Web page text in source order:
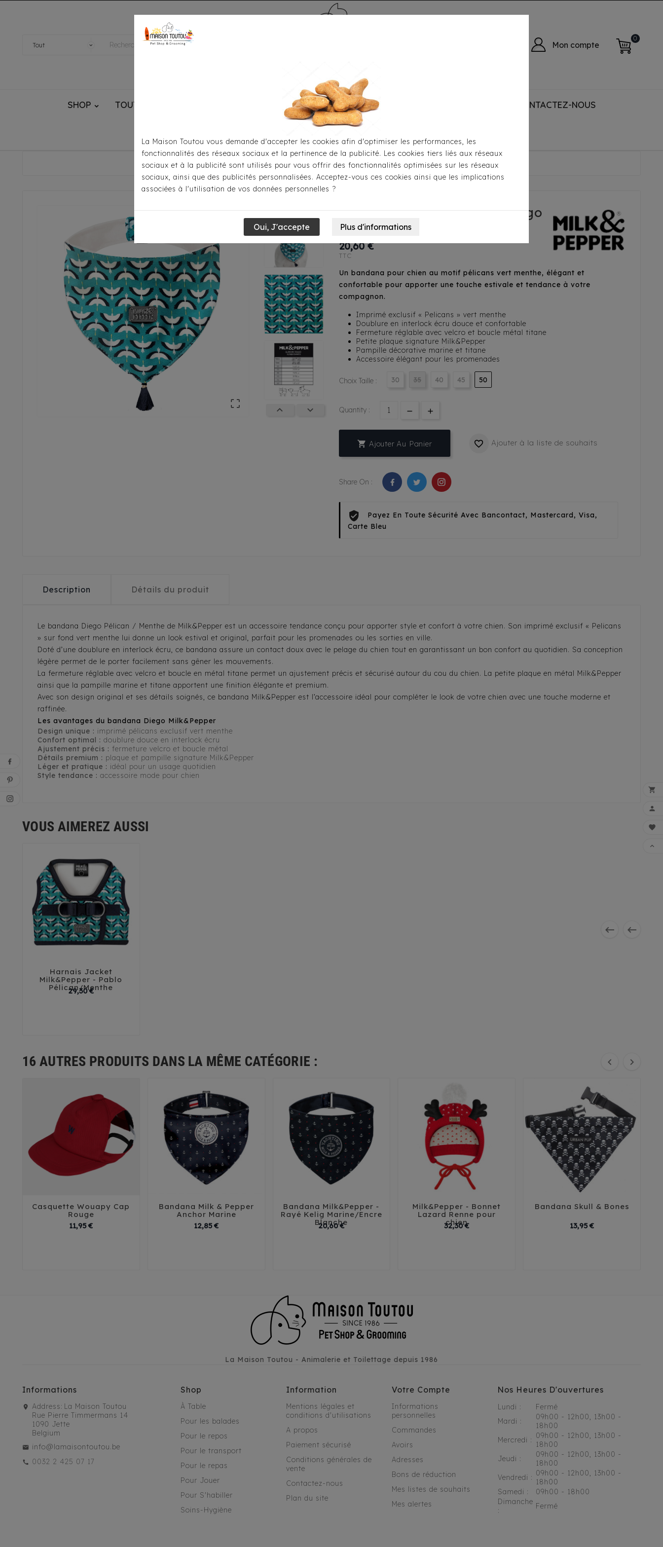
Mon compte
0
SHOP TOUTOU® HANDMADE MÉDAILLE - PET ID TAG TOILETTAGE CONTACTEZ-NOUS
Accueil Pour S'habiller Accessoires Bandana Milk&Pepper - Diego Pélican/Menthe

 
Bandana Milk&Pepper - Diego
Pélican/Menthe
20,60 €
TTC
Un bandana pour chien au motif pélicans vert menthe, élégant et
confortable pour apporter une touche estivale et tendance à votre
compagnon.
Imprimé exclusif « Pelicans » vert menthe
Doublure en interlock écru douce et confortable
Fermeture réglable avec velcro et boucle métal titane
Petite plaque signature Milk&Pepper
Pampille décorative marine et titane
Accessoire élégant pour les promenades
Choix Taille : 30 35 40 45 50
Quantity :
 Ajouter Au Panier  Ajouter à la liste de souhaits
Share On :
Payez En Toute Sécurité Avec Bancontact, Mastercard, Visa,
Carte Bleu
Description Détails du produit
Le bandana Diego Pélican / Menthe de Milk&Pepper est un accessoire tendance conçu pour apporter style et confort à votre chien. Son imprimé exclusif « Pelicans
» sur fond vert menthe lui donne un look estival et original, parfait pour les promenades ou les sorties en ville.
Doté d’une doublure en interlock écru, ce bandana assure un contact doux avec le pelage du chien tout en garantissant un bon confort au quotidien. Sa conception
légère permet de le porter facilement sans gêner les mouvements.
La fermeture réglable avec velcro et boucle en métal titane permet un ajustement précis et sécurisé autour du cou du chien. La petite plaque en métal Milk&Pepper
ainsi que la pampille marine et titane apportent une finition élégante et premium.
Avec son design original et ses détails soignés, ce bandana Milk&Pepper est l’accessoire idéal pour compléter le look de votre chien avec une touche moderne et
raffinée.
Les avantages du bandana Diego Milk&Pepper
Design unique : imprimé pélicans exclusif vert menthe
Confort optimal : doublure douce en interlock écru
Ajustement précis : fermeture velcro et boucle métal
Détails premium : plaque et pampille signature Milk&Pepper
Léger et pratique : idéal pour un usage quotidien
Style tendance : accessoire mode pour chien
VOUS AIMEREZ AUSSI
 
  
Harnais Jacket
Milk&Pepper - Pablo
Pélican/Menthe
29,30 €Prix
16 AUTRES PRODUITS DANS LA MÊME CATÉGORIE :  
 
Casquette Wouapy Cap
Rouge
11,95 €Prix
  
Bandana Milk & Pepper
Anchor Marine
12,85 €Prix
  
Bandana Milk&Pepper -
Rayé Kelig Marine/Encre
Blanche
20,60 €Prix
  
Milk&Pepper - Bonnet
Lazard Renne pour
chien
32,30 €Prix
Bandana Skull & Bones
13,95 €Prix
La Maison Toutou - Animalerie et Toilettage depuis 1986
Informations
Address: La Maison Toutou
Rue Pierre Timmermans 14
1090 Jette
Belgium
info@lamaisontoutou.be
0032 2 425 07 17
Shop
À Table
Pour les balades
Pour le repos
Pour le transport
Pour le repas
Pour Jouer
Pour S'habiller
Soins-Hygiène
Information
Mentions légales et
conditions d'utilisations
A propos
Paiement sécurisé
Conditions générales de
vente
Contactez-nous
Plan du site
Votre Compte
Informations
personnelles
Commandes
Avoirs
Adresses
Bons de réduction
Mes listes de souhaits
Mes alertes
Nos Heures D'ouvertures
Lundi :
Fermé
Mardi :
09h00 - 12h00, 13h00 -
18h00
Mercredi : 09h00 - 12h00, 13h00 -
18h00
Jeudi :
09h00 - 12h00, 13h00 -
18h00
Vendredi : 09h00 - 12h00, 13h00 -
18h00
Samedi :
09h00 - 18h00
Dimanche
:
Fermé
La Maison Toutou vous demande d'accepter les cookies afin d'optimiser les performances, les
fonctionnalités des réseaux sociaux et la pertinence de la publicité. Les cookies tiers liés aux réseaux
sociaux et à la publicité sont utilisés pour vous offrir des fonctionnalités optimisées sur les réseaux
sociaux, ainsi que des publicités personnalisées. Acceptez-vous ces cookies ainsi que les implications
associées à l'utilisation de vos données personnelles ?



